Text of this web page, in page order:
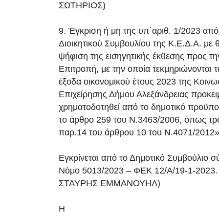
ΣΩΤΗΡΙΟΣ)
9. Έγκριση ή μη της υπ΄αριθ. 1/2023
Διοικητικού Συμβουλίου της Κ.Ε.Δ.Α. με
ψήφιση της εισηγητικής έκθεσης προς
Επιτροπή, με την οποία τεκμηριώνονται
έξοδα οικονομικού έτους 2023 της
Επιχείρησης Δήμου Αλεξάνδρειας
χρηματοδοτηθεί από το δημοτικό
το άρθρο 259 του Ν.3463/2006, όπως
παρ.14 του άρθρου 10 του Ν.4071/
Εγκρίνεται από το Δημοτικό Συμβούλιο
Νόμο 5013/2023 – ΦΕΚ 12/Α/19-1-
ΣΤΑΥΡΗΣ ΕΜΜΑΝΟΥΗΛ)
Η